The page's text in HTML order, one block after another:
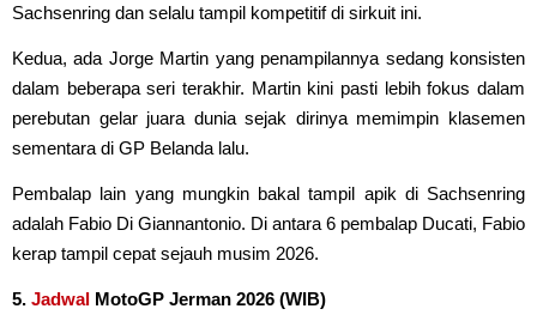
Sachsenring dan selalu tampil kompetitif di sirkuit ini.
Kedua, ada Jorge Martin yang penampilannya sedang konsisten
dalam beberapa seri terakhir. Martin kini pasti lebih fokus dalam
perebutan gelar juara dunia sejak dirinya memimpin klasemen
sementara di GP Belanda lalu.
Pembalap lain yang mungkin bakal tampil apik di Sachsenring
adalah Fabio Di Giannantonio. Di antara 6 pembalap Ducati, Fabio
kerap tampil cepat sejauh musim 2026.
5. Jadwal MotoGP Jerman 2026 (WIB)